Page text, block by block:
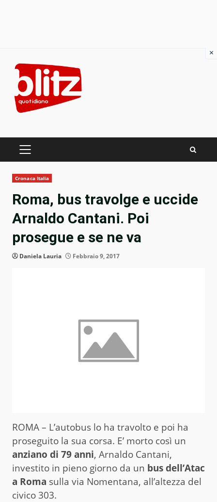
content
PRIMARY
Cronaca Italia
Roma, bus travolge e uccide
Arnaldo Cantani. Poi
prosegue e se ne va
Daniela Lauria Febbraio 9, 2017
ROMA – L’autobus lo ha travolto e poi ha
proseguito la sua corsa. E’ morto così un
anziano di 79 anni, Arnaldo Cantani,
investito in pieno giorno da un bus dell’Atac
a Roma sulla via Nomentana, all’altezza del
civico 303.
×